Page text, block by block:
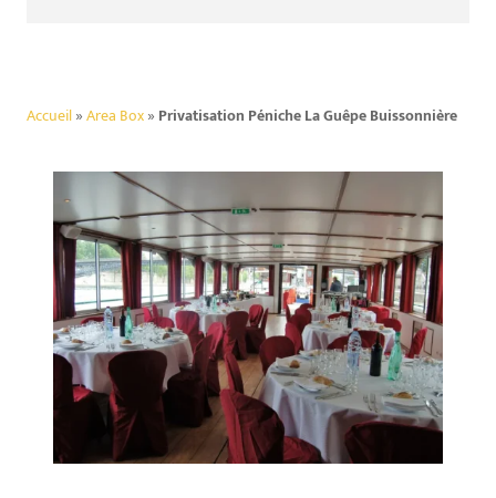
Accueil»Area Box» Privatisation Péniche La Guêpe Buissonnière